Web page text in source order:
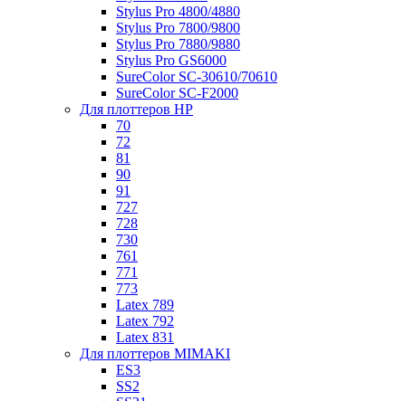
Stylus Pro 4800/4880
Stylus Pro 7800/9800
Stylus Pro 7880/9880
Stylus Pro GS6000
SureColor SC-30610/70610
SureColor SC-F2000
Для плоттеров HP
70
72
81
90
91
727
728
730
761
771
773
Latex 789
Latex 792
Latex 831
Для плоттеров MIMAKI
ES3
SS2